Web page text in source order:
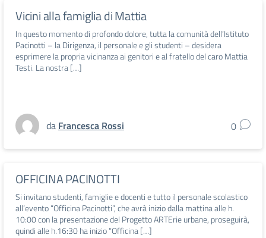
Vicini alla famiglia di Mattia
In questo momento di profondo dolore, tutta la comunità dell’Istituto
Pacinotti – la Dirigenza, il personale e gli studenti – desidera
esprimere la propria vicinanza ai genitori e al fratello del caro Mattia
Testi. La nostra […]
da Francesca Rossi 0
OFFICINA PACINOTTI
Si invitano studenti, famiglie e docenti e tutto il personale scolastico
all’evento “Officina Pacinotti”, che avrà inizio dalla mattina alle h.
10:00 con la presentazione del Progetto ARTErie urbane, proseguirà,
quindi alle h.16:30 ha inizio “Officina […]